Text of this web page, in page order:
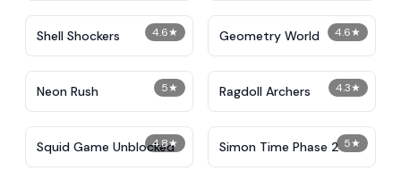
4.6★
Shell Shockers 4.6★
Geometry World
5★
Neon Rush 4.3★
Ragdoll Archers
4.8★
Squid Game Unblocked 5★
Simon Time Phase 2